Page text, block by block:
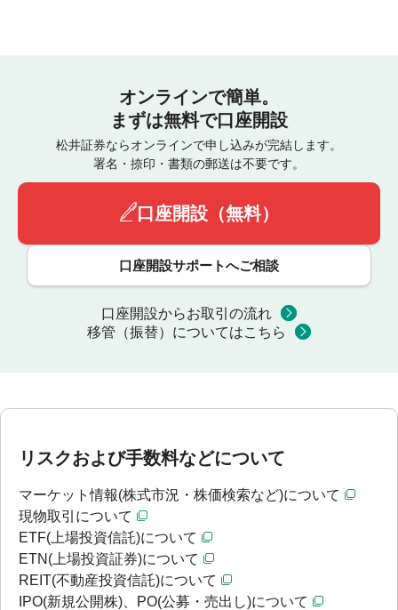
オンラインで簡単。
まずは無料で口座開設
松井証券ならオンラインで申し込みが完結します。
署名・捺印・書類の郵送は不要です。
口座開設（無料）
口座開設サポートへご相談
口座開設からお取引の流れ
移管（振替）についてはこちら
リスクおよび手数料などについて
マーケット情報(株式市況・株価検索など)について
現物取引について
ETF(上場投資信託)について
ETN(上場投資証券)について
REIT(不動産投資信託)について
IPO(新規公開株)、PO(公募・売出し)について